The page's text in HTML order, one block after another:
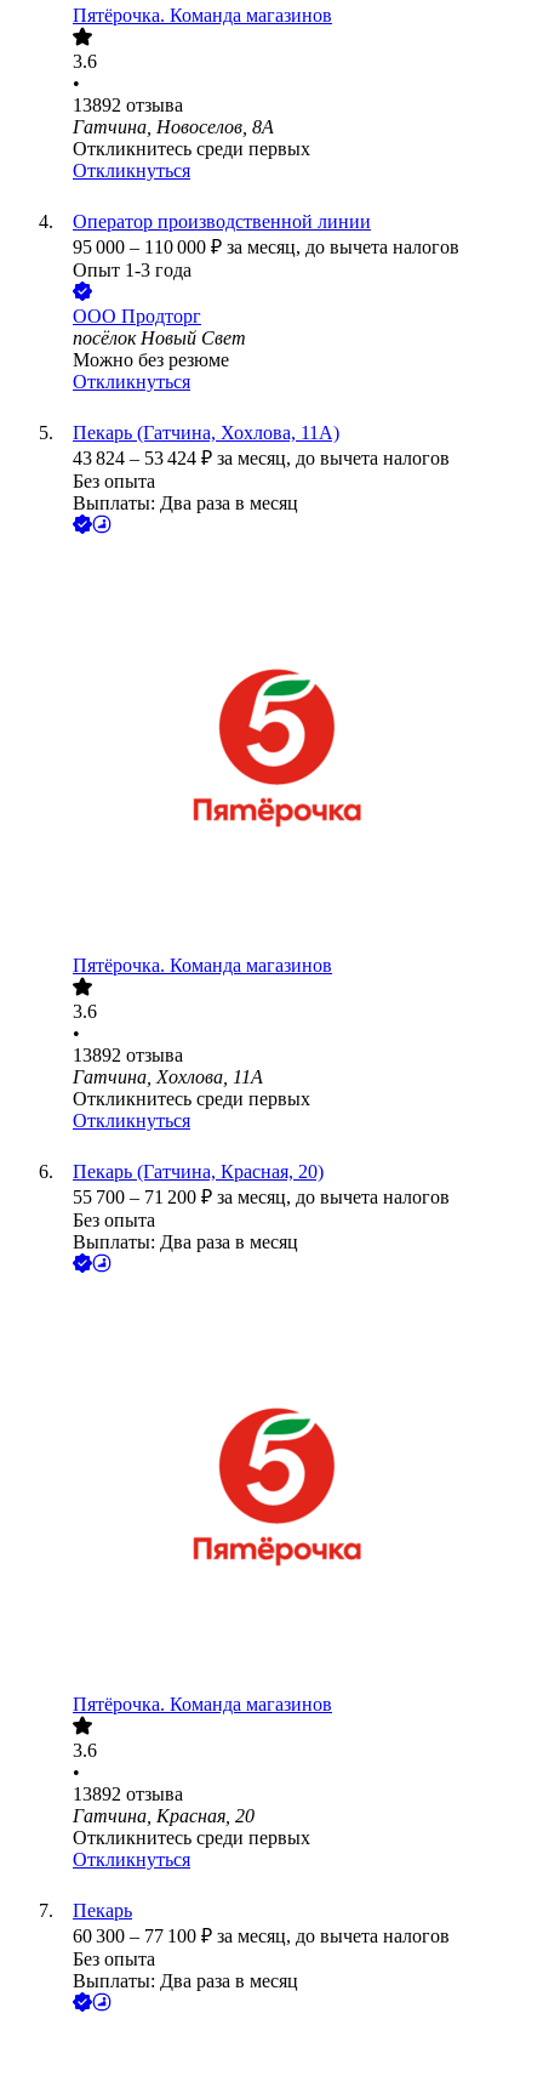
Пятёрочка. Команда магазинов
3.6
•
13892 отзыва
Гатчина, Новоселов, 8А
Откликнитесь среди первых
Откликнуться
Оператор производственной линии
95 000 – 110 000 ₽ за месяц, до вычета налогов
Опыт 1-3 года
ООО Продторг
посёлок Новый Свет
Можно без резюме
Откликнуться
Пекарь (Гатчина, Хохлова, 11А)
43 824 – 53 424 ₽ за месяц, до вычета налогов
Без опыта
Выплаты: Два раза в месяц
Пятёрочка. Команда магазинов
3.6
•
13892 отзыва
Гатчина, Хохлова, 11А
Откликнитесь среди первых
Откликнуться
Пекарь (Гатчина, Красная, 20)
55 700 – 71 200 ₽ за месяц, до вычета налогов
Без опыта
Выплаты: Два раза в месяц
Пятёрочка. Команда магазинов
3.6
•
13892 отзыва
Гатчина, Красная, 20
Откликнитесь среди первых
Откликнуться
Пекарь
60 300 – 77 100 ₽ за месяц, до вычета налогов
Без опыта
Выплаты: Два раза в месяц